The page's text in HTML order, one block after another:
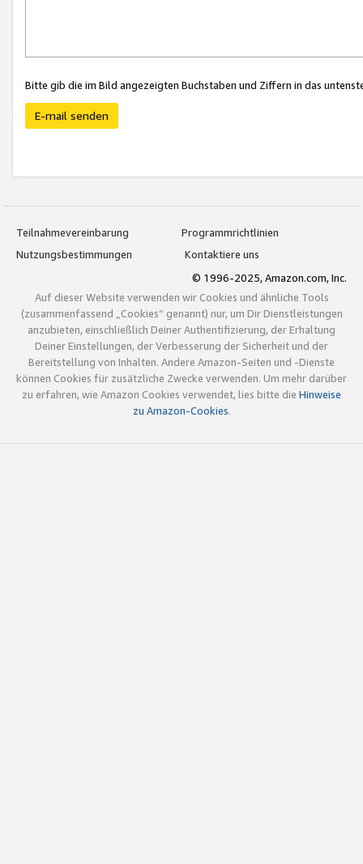
Bitte gib die im Bild angezeigten Buchstaben und Ziffern in das
E-mail senden
Teilnahmevereinbarung
Programmrichtlinien
Nutzungsbestimmungen
Kontaktiere uns
© 1996-2025, Amazon.com, Inc.
Auf dieser Website verwenden wir Cookies und ähnliche Tools
(zusammenfassend „Cookies“ genannt) nur, um Dir Dienstleistungen
anzubieten, einschließlich Deiner Authentifizierung, der Erhaltung
Deiner Einstellungen, der Verbesserung der Sicherheit und der
Bereitstellung von Inhalten. Andere Amazon-Seiten und -Dienste
können Cookies für zusätzliche Zwecke verwenden. Um mehr darüber
zu erfahren, wie Amazon Cookies verwendet, lies bitte die Hinweise
zu Amazon-Cookies.